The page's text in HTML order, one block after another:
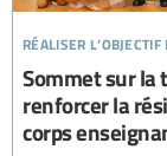
réaliser l’objectif
Sommet sur la
renforcer la
corps